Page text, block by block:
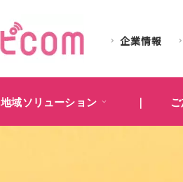
企業情報
地域ソリューション